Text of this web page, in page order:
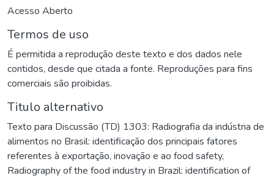
Acesso Aberto
Termos de uso
É permitida a reprodução deste texto e dos dados nele
contidos, desde que citada a fonte. Reproduções para fins
comerciais são proibidas.
Titulo alternativo
Texto para Discussão (TD) 1303: Radiografia da indústria de
alimentos no Brasil: identificação dos principais fatores
referentes à exportação, inovação e ao food safety,
Radiography of the food industry in Brazil: identification of